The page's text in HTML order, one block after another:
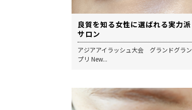
良質を知る女性に選ばれる実力派
サロン
アジアアイラッシュ大会 グランドグラン
プリ New...